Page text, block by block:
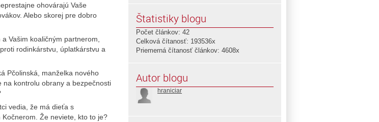
ohovárajú Vaše
Alebo skorej pre dobro
Vašim koaličným partnerom,
rodinkárstvu, úplatkárstvu a
Pčolinská, manželka nového
na kontrolu obrany a bezpečnosti
vedia, že má dieťa s
Že neviete, kto to je?
Štatistiky blogu
Počet článkov: 42
Celková čítanosť: 193536x
Priemerná čítanosť článkov: 4608x
Autor blogu
hraniciar